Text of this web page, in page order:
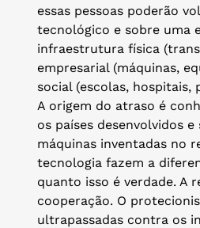
essas pessoas poderão
tecnológico e sobre uma
infraestrutura física
empresarial (máquinas,
social (escolas, hospitais,
A origem do atraso é
os países desenvolvidos
máquinas inventadas no
tecnologia fazem a
quanto isso é verdade. A
cooperação. O
ultrapassadas contra os